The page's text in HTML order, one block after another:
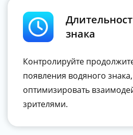
знака
Контролируйте
появления водяного
оптимизировать
зрителями.